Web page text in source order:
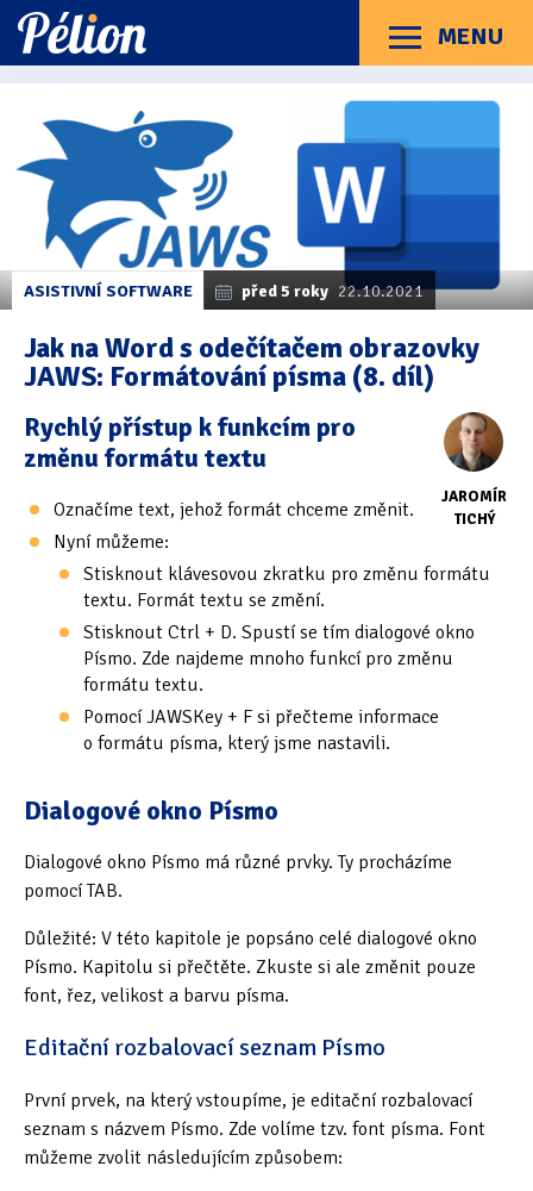
Přejít
na
štítky
Přejít
na
kategorie
Přejít
na
obsah
MENU
Menu
Kategorie článků
Dotazníky
Hardware
(163)
Braillské řádky(31)
(8)
Mobilní zařízení(85)
Počítače a notebooky(66)
Názory & zkušenosti
Oficiální materiály(57)
Pozvánky & oznámení(67)
Pracuji sluchem(564)
Pracuji sluchem a hmatem(566)
Služby(115)
Software(503)
Asistivní software(428)
Běžný software(284)
Tipy & triky (17)
ASISTIVNÍ SOFTWARE před 5 roky 22.10.2021
Jak na Word s odečítačem obrazovky
JAWS: Formátování písma (8. díl)
JAROMÍR
TICHÝ
Rychlý přístup k funkcím pro
změnu formátu textu
Označíme text, jehož formát chceme změnit.
Nyní můžeme:
Stisknout klávesovou zkratku pro změnu formátu
textu. Formát textu se změní.
Stisknout Ctrl + D. Spustí se tím dialogové okno
Písmo. Zde najdeme mnoho funkcí pro změnu
formátu textu.
Pomocí JAWSKey + F si přečteme informace
o formátu písma, který jsme nastavili.
Dialogové okno Písmo
Dialogové okno Písmo má různé prvky. Ty procházíme
pomocí TAB.
Důležité: V této kapitole je popsáno celé dialogové okno
Písmo. Kapitolu si přečtěte. Zkuste si ale změnit pouze
font, řez, velikost a barvu písma.
Editační rozbalovací seznam Písmo
První prvek, na který vstoupíme, je editační rozbalovací
seznam s názvem Písmo. Zde volíme tzv. font písma. Font
můžeme zvolit následujícím způsobem: